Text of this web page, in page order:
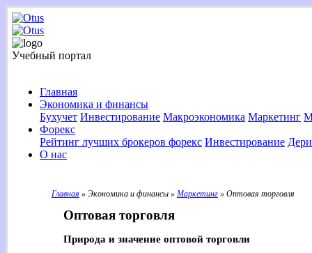
Учебный портал
Главная
Экономика и финансы
Бухучет Инвестирование Макроэкономика Маркетинг
Форекс
Рейтинг лучших брокеров форекс Инвестирование
О нас
Главная » Экономика и финансы » Маркетинг » Оптовая торговля
Оптовая торговля
Природа и значение оптовой торговли